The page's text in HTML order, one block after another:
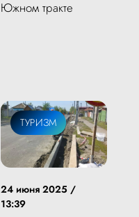
Южном тракте
ТУРИЗМ
24 июня 2025 /
13:39